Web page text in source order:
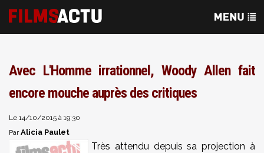
Avec L'Homme irrationnel, Woody Allen fait
encore mouche auprès des critiques
Le 14/10/2015 à 19:30
ParAlicia Paulet
Très attendu depuis sa projection à